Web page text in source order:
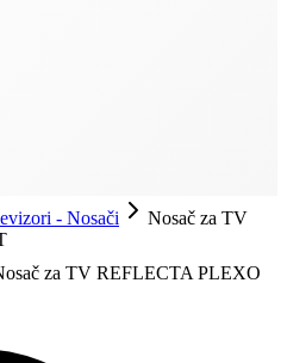
- Nosači
Nosač za TV
za TV REFLECTA PLEXO